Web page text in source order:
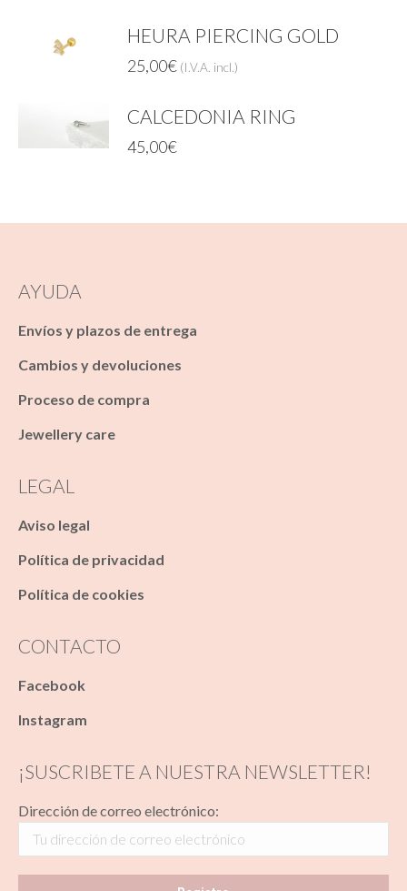
HEURA PIERCING GOLD
25,00€ (I.V.A. incl.)
CALCEDONIA RING
45,00€
AYUDA
Envíos y plazos de entrega
Cambios y devoluciones
Proceso de compra
Jewellery care
LEGAL
Aviso legal
Política de privacidad
Política de cookies
CONTACTO
Facebook
Instagram
¡SUSCRIBETE A NUESTRA NEWSLETTER!
Dirección de correo electrónico: